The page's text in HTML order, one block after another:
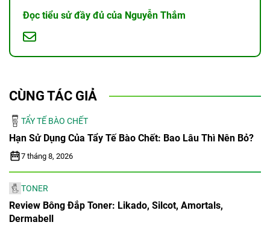
Đọc tiểu sử đầy đủ của Nguyễn Thắm
CÙNG TÁC GIẢ
TẨY TẾ BÀO CHẾT
Hạn Sử Dụng Của Tẩy Tế Bào Chết: Bao Lâu Thì Nên Bỏ?
7 tháng 8, 2026
TONER
Review Bông Đắp Toner: Likado, Silcot, Amortals,
Dermabell